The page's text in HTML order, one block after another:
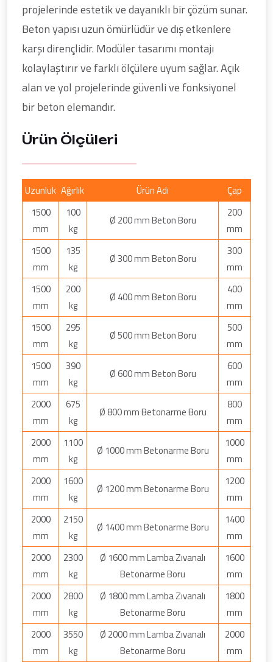
projelerinde estetik ve dayanıklı bir çözüm sunar.
Beton yapısı uzun ömürlüdür ve dış etkenlere
karşı dirençlidir. Modüler tasarımı montajı
kolaylaştırır ve farklı ölçülere uyum sağlar. Açık
alan ve yol projelerinde güvenli ve fonksiyonel
bir beton elemandır.
Ürün Ölçüleri
Uzunluk Ağırlık Ürün Adı
Çap
1500
mm
100
kg
Ø 200 mm Beton Boru
200
mm
1500
mm
135
kg
Ø 300 mm Beton Boru
300
mm
1500
mm
200
kg
Ø 400 mm Beton Boru
400
mm
1500
mm
295
kg
Ø 500 mm Beton Boru
500
mm
1500
mm
390
kg
Ø 600 mm Beton Boru
600
mm
2000
mm
675
kg
Ø 800 mm Betonarme Boru
800
mm
2000
mm
1100
kg
Ø 1000 mm Betonarme Boru
1000
mm
2000
mm
1600
kg
Ø 1200 mm Betonarme Boru
1200
mm
2000
mm
2150
kg
Ø 1400 mm Betonarme Boru
1400
mm
2000
mm
2300
kg
Ø 1600 mm Lamba Zıvanalı
Betonarme Boru
1600
mm
2000
mm
2800
kg
Ø 1800 mm Lamba Zıvanalı
Betonarme Boru
1800
mm
2000
mm
3550
kg
Ø 2000 mm Lamba Zıvanalı
Betonarme Boru
2000
mm